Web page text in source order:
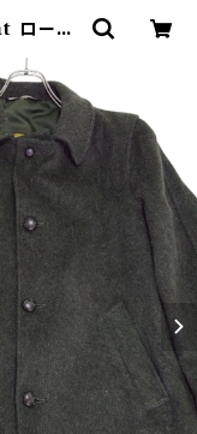
ローデ
vinta
屋 9ch